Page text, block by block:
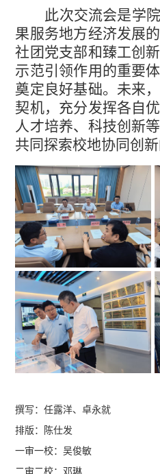
此次交流会是学
果服务地方经济发展
社团党支部和臻工创
示范引领作用的重要
奠定良好基础。未来
契机，充分发挥各自
人才培养、科技创新
共同探索校地协同创新
撰写：任露洋、卓永就
排版：陈仕发
一审一校：吴俊敏
二审二校：邓琳